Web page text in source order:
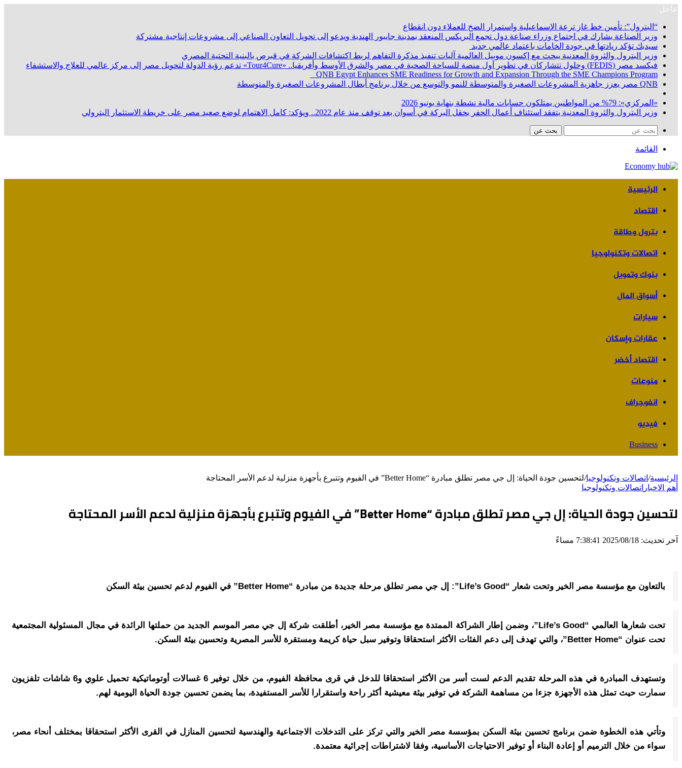
عاجل
“البترول”: تأمين خط غاز ترعة الإسماعيلية واستمرار الضخ للعملاء دون انقطاع
وزير الصناعة يشارك في اجتماع وزراء صناعة دول تجمع البريكس المنعقد بمدينة جايبور الهندية ويدعو إلى تحويل التعاون الصناعي إلى مشروعات إنتاجية مشتركة
سيدبك تؤكد ريادتها في جودة الخامات باعتماد عالمي جديد
وزير البترول والثروة المعدنية يبحث مع إكسون موبيل العالمية آليات تنفيذ مذكرة التفاهم لربط اكتشافات الشركة في قبرص بالبنية التحتية المصري
فيكسد مصر (FEDIS) وحلول تتشاركان في تطوير أول منصة للسياحة الصحية في مصر والشرق الأوسط وأفريقيا.. «Tour4Cure» تدعم رؤية الدولة لتحويل مصر إلى مركز عالمي للعلاج والاستشفاء
QNB Egypt Enhances SME Readiness for Growth and Expansion Through the SME Champions Program
QNB مصر يعزز جاهزية المشروعات الصغيرة والمتوسطة للنمو والتوسع من خلال برنامج أبطال المشروعات الصغيرة والمتوسطة
«المركزي»: 79% من المواطنين يمتلكون حسابات مالية نشطة بنهاية يونيو 2026
وزير البترول والثروة المعدنية يتفقد استئناف أعمال الحفر بحقل البركة في أسوان بعد توقف منذ عام 2022.. ويؤكد: كامل الاهتمام لوضع صعيد مصر على خريطة الاستثمار البترولي
بحث عن
القائمة
الرئيسية
اقتصاد
بترول وطاقة
اتصالات وتكنولوجيا
بنوك وتمويل
أسواق المال
سيارات
عقارات وإسكان
اقتصاد أخضر
منوعات
انفوجراف
فيديو
Business
الرئيسية/ اتصالات وتكنولوجيا/لتحسين جودة الحياة: إل جي مصر تطلق مبادرة “Better Home” في الفيوم وتتبرع بأجهزة منزلية لدعم الأسر المحتاجة
أهم الاخبار اتصالات وتكنولوجيا
لتحسين جودة الحياة: إل جي مصر تطلق مبادرة “Better Home” في الفيوم وتتبرع بأجهزة منزلية لدعم الأسر المحتاجة
آخر تحديث: 2025/08/18 7:38:41 مساءً
بالتعاون مع مؤسسة مصر الخير وتحت شعار “Life’s Good”: إل جي مصر تطلق مرحلة جديدة من مبادرة “Better Home” في الفيوم لدعم تحسين بيئة السكن
تحت شعارها العالمي “Life’s Good”، وضمن إطار الشراكة الممتدة مع مؤسسة مصر الخير، أطلقت شركة إل جي مصر الموسم الجديد من حملتها الرائدة في مجال المسئولية المجتمعية
تحت عنوان “Better Home”، والتي تهدف إلى دعم الفئات الأكثر استحقاقا وتوفير سبل حياة كريمة ومستقرة للأسر المصرية وتحسين بيئة السكن.
وتستهدف المبادرة في هذه المرحلة تقديم الدعم لست أسر من الأكثر استحقاقا للدخل في قرى محافظة الفيوم، من خلال توفير 6 غسالات أوتوماتيكية تحميل علوي و6 شاشات تلفزيون
سمارت حيث تمثل هذه الأجهزة جزءا من مساهمة الشركة في توفير بيئة معيشية أكثر راحة واستقرارا للأسر المستفيدة، بما يضمن تحسين جودة الحياة اليومية لهم.
وتأتي هذه الخطوة ضمن برنامج تحسين بيئة السكن بمؤسسة مصر الخير والتي تركز على التدخلات الاجتماعية والهندسية لتحسين المنازل في القرى الأكثر استحقاقا بمختلف أنحاء مصر،
سواء من خلال الترميم أو إعادة البناء أو توفير الاحتياجات الأساسية، وفقا لاشتراطات إجرائية معتمدة.